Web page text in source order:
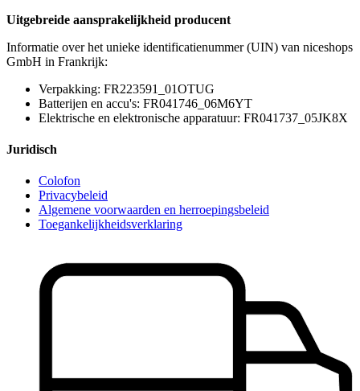
Uitgebreide aansprakelijkheid producent
Informatie over het unieke identificatienummer (UIN) van niceshops
GmbH in Frankrijk:
Verpakking: FR223591_01OTUG
Batterijen en accu's: FR041746_06M6YT
Elektrische en elektronische apparatuur: FR041737_05JK8X
Juridisch
Colofon
Privacybeleid
Algemene voorwaarden en herroepingsbeleid
Toegankelijkheidsverklaring